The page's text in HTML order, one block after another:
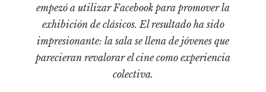
Política
Relecturas
Sociedad
empezó a utilizar Facebook para promover la
exhibición de clásicos. El resultado ha sido
impresionante: la sala se llena de jóvenes que
parecieran revalorar el cine como experiencia
colectiva.